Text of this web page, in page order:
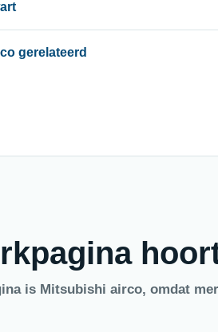
gerelateerd
is Mitsubishi airco, omdat